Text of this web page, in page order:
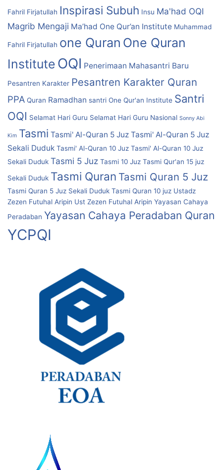
Fahril Firjatullah Inspirasi Subuh Insu Ma'had OQI
Magrib Mengaji Ma’had One Qur’an Institute Muhammad
Fahril Firjatullah one Quran One Quran
Institute OQI Penerimaan Mahasantri Baru
Pesantren Karakter Pesantren Karakter Quran
PPA Quran Ramadhan santri One Qur'an Institute Santri
OQI Selamat Hari Guru Selamat Hari Guru Nasional Sonny Abi
Kim Tasmi Tasmi' Al-Quran 5 Juz Tasmi' Al-Quran 5 Juz
Sekali Duduk Tasmi' Al-Quran 10 Juz Tasmi' Al-Quran 10 Juz
Sekali Duduk Tasmi 5 Juz Tasmi 10 Juz Tasmi Qur'an 15 juz
Sekali Duduk Tasmi Quran Tasmi Quran 5 Juz
Tasmi Quran 5 Juz Sekali Duduk Tasmi Quran 10 juz Ustadz
Zezen Futuhal Aripin Ust Zezen Futuhal Aripin Yayasan Cahaya
Peradaban Yayasan Cahaya Peradaban Quran
YCPQI